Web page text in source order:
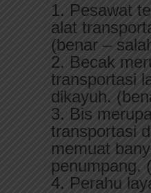
1. Pesawat
alat
(benar –
2. Becak
transportasi
dikayuh.
3. Bis
transportasi
memuat
penumpang.
4. Perahu